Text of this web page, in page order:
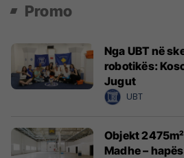
Promo
Nga UBT në
robotikës:
Jugut
UBT
Objekt
Madhe –